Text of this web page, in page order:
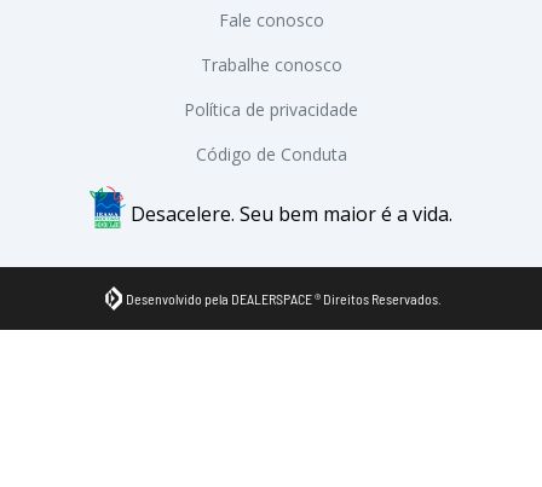
Fale conosco
Trabalhe conosco
Política de privacidade
Código de Conduta
Desacelere. Seu bem maior é a vida.
Desenvolvido pela DEALERSPACE ® Direitos Reservados.